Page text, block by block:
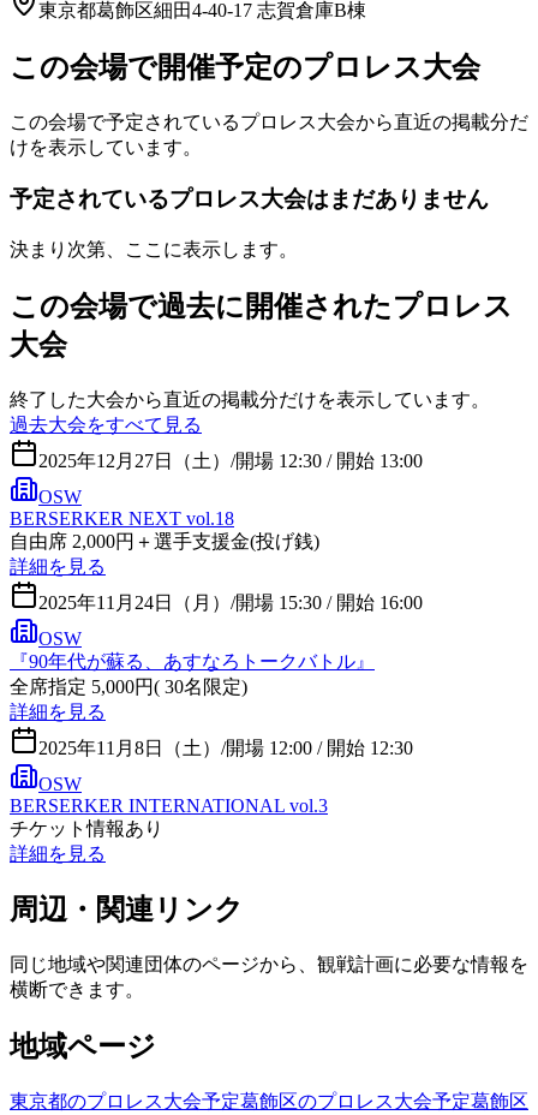
東京都葛飾区細田4-40-17 志賀倉庫B棟
この会場で開催予定のプロレス大会
この会場で予定されているプロレス大会から直近の掲載分だ
けを表示しています。
予定されているプロレス大会はまだありません
決まり次第、ここに表示します。
この会場で過去に開催されたプロレス
大会
終了した大会から直近の掲載分だけを表示しています。
過去大会をすべて見る
2025年12月27日（土） /開場 12:30 / 開始 13:00
OSW
BERSERKER NEXT vol.18
自由席 2,000円＋選手支援金(投げ銭)
詳細を見る
2025年11月24日（月） /開場 15:30 / 開始 16:00
OSW
『90年代が蘇る、あすなろトークバトル』
全席指定 5,000円( 30名限定)
詳細を見る
2025年11月8日（土） /開場 12:00 / 開始 12:30
OSW
BERSERKER INTERNATIONAL vol.3
チケット情報あり
詳細を見る
周辺・関連リンク
同じ地域や関連団体のページから、観戦計画に必要な情報を
横断できます。
地域ページ
東京都のプロレス大会予定葛飾区のプロレス大会予定葛飾区